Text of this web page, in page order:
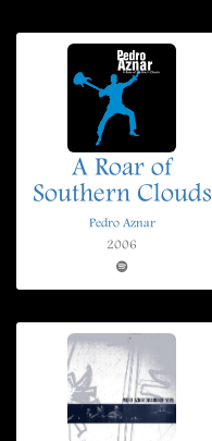
A Roar of
Southern Clouds
Pedro Aznar
2006